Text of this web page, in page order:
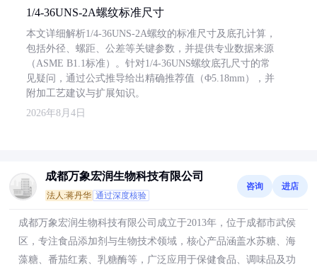
1/4-36UNS-2A螺纹标准尺寸
本文详细解析1/4-36UNS-2A螺纹的标准尺寸及底孔计算，
包括外径、螺距、公差等关键参数，并提供专业数据来源
（ASME B1.1标准）。针对1/4-36UNS螺纹底孔尺寸的常
见疑问，通过公式推导给出精确推荐值（Φ5.18mm），并
附加工艺建议与扩展知识。
2026年8月4日
成都万象宏润生物科技有限公司
法人:蒋丹华 通过深度核验
咨询 进店
成都万象宏润生物科技有限公司成立于2013年，位于成都市武侯
区，专注食品添加剂与生物技术领域，核心产品涵盖水苏糖、海
藻糖、番茄红素、乳糖酶等，广泛应用于保健食品、调味品及功